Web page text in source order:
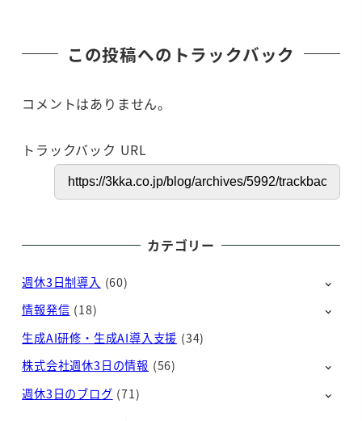
この投稿へのトラックバック
コメントはありません。
トラックバック URL
カテゴリー
週休3日制導入 (60)
情報発信 (18)
生成AI研修・生成AI導入支援 (34)
株式会社週休3日の情報 (56)
週休3日のブログ (71)